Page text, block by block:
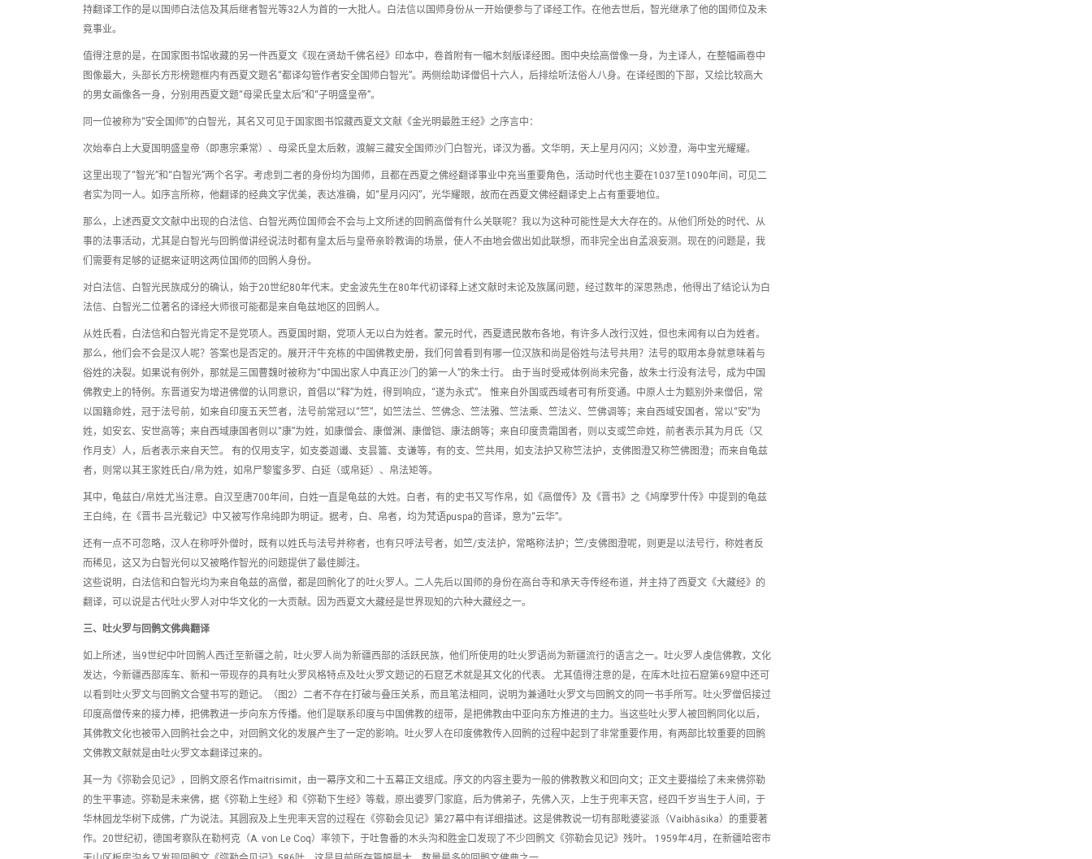
持翻译工作的是以国师白法信及其后继者智光等32人为首的一大批人。白法信以国师身份从一开始便参与了译经工作。在他去世后，智光继承了他的国师位及未
竟事业。
值得注意的是，在国家图书馆收藏的另一件西夏文《现在贤劫千佛名经》印本中，卷首附有一幅木刻版译经图。图中央绘高僧像一身，为主译人，在整幅画卷中
图像最大，头部长方形榜题框内有西夏文题名“都译勾管作者安全国师白智光”。两侧绘助译僧侣十六人，后排绘听法俗人八身。在译经图的下部，又绘比较高大
的男女画像各一身，分别用西夏文题“母梁氏皇太后”和“子明盛皇帝”。
同一位被称为“安全国师”的白智光，其名又可见于国家图书馆藏西夏文文献《金光明最胜王经》之序言中：
次始奉白上大夏国明盛皇帝（即惠宗秉常）、母梁氏皇太后敕，渡解三藏安全国师沙门白智光，译汉为番。文华明，天上星月闪闪；义妙澄，海中宝光耀耀。
这里出现了“智光”和“白智光”两个名字。考虑到二者的身份均为国师，且都在西夏之佛经翻译事业中充当重要角色，活动时代也主要在1037至1090年间，可见二
者实为同一人。如序言所称，他翻译的经典文字优美，表达准确，如“星月闪闪”，光华耀眼，故而在西夏文佛经翻译史上占有重要地位。
那么，上述西夏文文献中出现的白法信、白智光两位国师会不会与上文所述的回鹘高僧有什么关联呢？我以为这种可能性是大大存在的。从他们所处的时代、从
事的法事活动，尤其是白智光与回鹘僧讲经说法时都有皇太后与皇帝亲聆教诲的场景，使人不由地会做出如此联想，而非完全出自孟浪妄测。现在的问题是，我
们需要有足够的证据来证明这两位国师的回鹘人身份。
对白法信、白智光民族成分的确认，始于20世纪80年代末。史金波先生在80年代初译释上述文献时未论及族属问题，经过数年的深思熟虑，他得出了结论认为白
法信、白智光二位著名的译经大师很可能都是来自龟兹地区的回鹘人。
从姓氏看，白法信和白智光肯定不是党项人。西夏国时期，党项人无以白为姓者。蒙元时代，西夏遗民散布各地，有许多人改行汉姓，但也未闻有以白为姓者。
那么，他们会不会是汉人呢？答案也是否定的。展开汗牛充栋的中国佛教史册，我们何曾看到有哪一位汉族和尚是俗姓与法号共用？法号的取用本身就意味着与
俗姓的决裂。如果说有例外，那就是三国曹魏时被称为“中国出家人中真正沙门的第一人”的朱士行。 由于当时受戒体例尚未完备，故朱士行没有法号，成为中国
佛教史上的特例。东晋道安为增进佛僧的认同意识，首倡以“释”为姓，得到响应，“遂为永式”。 惟来自外国或西域者可有所变通。中原人士为甄别外来僧侣，常
以国籍命姓，冠于法号前，如来自印度五天竺者，法号前常冠以“竺”，如竺法兰、竺佛念、竺法雅、竺法乘、竺法义、竺佛调等；来自西域安国者，常以“安”为
姓，如安玄、安世高等；来自西域康国者则以“康”为姓，如康僧会、康僧渊、康僧铠、康法朗等；来自印度贵霜国者，则以支或竺命姓，前者表示其为月氏（又
作月支）人，后者表示来自天竺。 有的仅用支字，如支娄迦谶、支昙籥、支谦等，有的支、竺共用，如支法护又称竺法护，支佛图澄又称竺佛图澄；而来自龟兹
者，则常以其王家姓氏白/帛为姓，如帛尸黎蜜多罗、白延（或帛延）、帛法矩等。
其中，龟兹白/帛姓尤当注意。自汉至唐700年间，白姓一直是龟兹的大姓。白者，有的史书又写作帛，如《高僧传》及《晋书》之《鸠摩罗什传》中提到的龟兹
王白纯，在《晋书·吕光载记》中又被写作帛纯即为明证。据考，白、帛者，均为梵语puspa的音译，意为“云华”。
还有一点不可忽略，汉人在称呼外僧时，既有以姓氏与法号并称者，也有只呼法号者，如竺/支法护，常略称法护；竺/支佛图澄呢，则更是以法号行，称姓者反
而稀见，这又为白智光何以又被略作智光的问题提供了最佳脚注。
这些说明，白法信和白智光均为来自龟兹的高僧，都是回鹘化了的吐火罗人。二人先后以国师的身份在高台寺和承天寺传经布道，并主持了西夏文《大藏经》的
翻译，可以说是古代吐火罗人对中华文化的一大贡献。因为西夏文大藏经是世界现知的六种大藏经之一。
三、吐火罗与回鹘文佛典翻译
如上所述，当9世纪中叶回鹘人西迁至新疆之前，吐火罗人尚为新疆西部的活跃民族，他们所使用的吐火罗语尚为新疆流行的语言之一。吐火罗人虔信佛教，文化
发达，今新疆西部库车、新和一带现存的具有吐火罗风格特点及吐火罗文题记的石窟艺术就是其文化的代表。 尤其值得注意的是，在库木吐拉石窟第69窟中还可
以看到吐火罗文与回鹘文合璧书写的题记。（图2）二者不存在打破与叠压关系，而且笔法相同，说明为兼通吐火罗文与回鹘文的同一书手所写。吐火罗僧侣接过
印度高僧传来的接力棒，把佛教进一步向东方传播。他们是联系印度与中国佛教的纽带，是把佛教由中亚向东方推进的主力。当这些吐火罗人被回鹘同化以后，
其佛教文化也被带入回鹘社会之中，对回鹘文化的发展产生了一定的影响。吐火罗人在印度佛教传入回鹘的过程中起到了非常重要作用，有两部比较重要的回鹘
文佛教文献就是由吐火罗文本翻译过来的。
其一为《弥勒会见记》，回鹘文原名作maitrisimit，由一幕序文和二十五幕正文组成。序文的内容主要为一般的佛教教义和回向文；正文主要描绘了未来佛弥勒
的生平事迹。弥勒是未来佛，据《弥勒上生经》和《弥勒下生经》等载，原出婆罗门家庭，后为佛弟子，先佛入灭，上生于兜率天宫，经四千岁当生于人间，于
华林园龙华树下成佛，广为说法。其圆寂及上生兜率天宫的过程在《弥勒会见记》第27幕中有详细描述。这是佛教说一切有部毗婆娑派（Vaibhāsika）的重要著
作。20世纪初，德国考察队在勒柯克（A. von Le Coq）率领下，于吐鲁番的木头沟和胜金口发现了不少回鹘文《弥勒会见记》残叶。 1959年4月，在新疆哈密市